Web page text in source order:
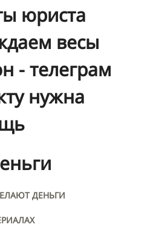
юриста
весы
- телеграм
нужна
ДЕНЬГИ